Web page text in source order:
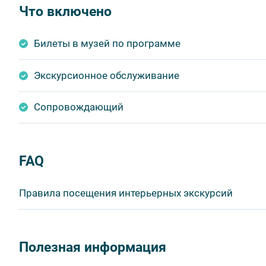
Что включено
Билеты в музей по программе
Экскурсионное обслуживание
Сопровождающий
FAQ
Правила посещения интерьерных экскурсий
соблюдение которых сделает ваш отдых приятным,
Полезная информация